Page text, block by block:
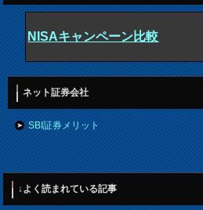
NISAキャンペーン比較
ネット証券会社
SBI証券メリット
↓よく読まれている記事